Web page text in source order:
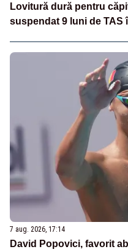
Lovitură dură pentru
suspendat 9 luni de TAS
7 aug. 2026, 17:14
David Popovici, favorit